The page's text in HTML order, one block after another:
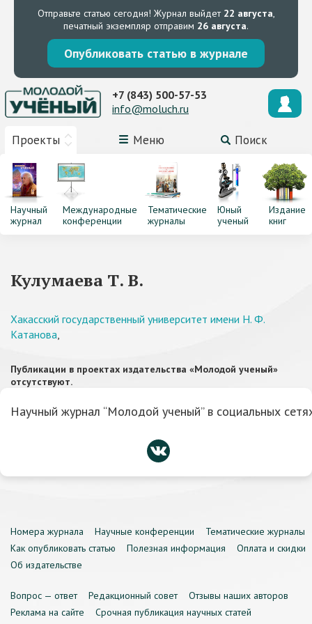
Отправьте статью сегодня! Журнал выйдет 22 августа,
печатный экземпляр отправим 26 августа.
Опубликовать статью в журнале
Проекты Меню Поиск
+7 (843) 500-57-53
info@moluch.ru
Научный
журнал
Международные
конференции
Тематические
журналы
Юный
ученый
Издание
книг
Кулумаева Т. В.
Хакасский государственный университет имени Н. Ф.
Катанова,
Публикации в проектах издательства «Молодой ученый»
отсутствуют.
Научный журнал “Молодой ученый” в социальных
Номера журнала Научные конференции
Тематические журналы
Как опубликовать статью
Полезная информация
Оплата и скидки
Об издательстве
Вопрос — ответ Редакционный совет
Отзывы наших авторов
Реклама на сайте
Срочная публикация научных статей